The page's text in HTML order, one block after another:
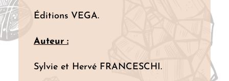
Éditions VEGA.
Auteur :
Sylvie et Hervé FRANCESCHI.